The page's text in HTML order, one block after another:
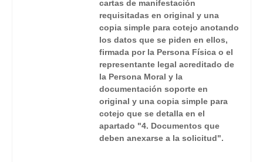
cartas de manifestación
requisitadas en original y una
copia simple para cotejo anotando
los datos que se piden en ellos,
firmada por la Persona Física o el
representante legal acreditado de
la Persona Moral y la
documentación soporte en
original y una copia simple para
cotejo que se detalla en el
apartado "4. Documentos que
deben anexarse a la solicitud".